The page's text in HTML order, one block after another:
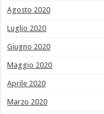
Agosto 2020
Luglio 2020
Giugno 2020
Maggio 2020
Aprile 2020
Marzo 2020